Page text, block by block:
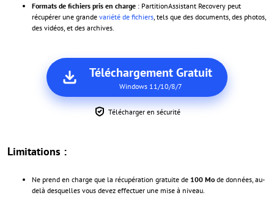
Formats de fichiers pris en charge : PartitionAssistant Recovery peut
récupérer une grande variété de fichiers , tels que des documents, des photos,
des vidéos, et des archives.
Téléchargement Gratuit
Windows 11/10/8/7
Télécharger en sécurité
Limitations :
Ne prend en charge que la récupération gratuite de 100 Mo de données, au-
delà desquelles vous devez effectuer une mise à niveau.